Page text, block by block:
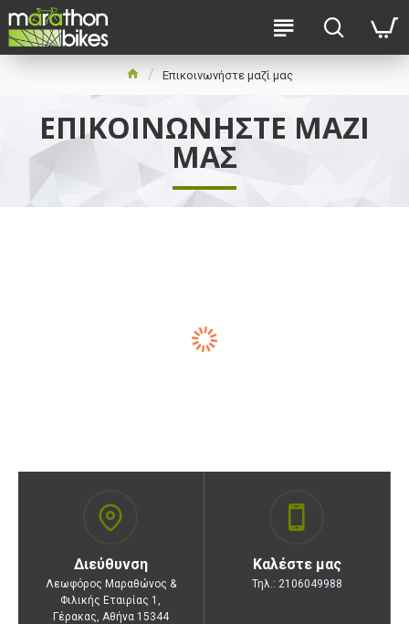
Επικοινωνήστε μαζί μας
ΕΠΙΚΟΙΝΩΝΉΣΤΕ ΜΑΖΊ
ΜΑΣ
Διεύθυνση
Λεωφόρος Μαραθώνος &
Φιλικής Εταιρίας 1,
Γέρακας, Αθήνα 15344
Καλέστε μας
Τηλ.: 2106049988